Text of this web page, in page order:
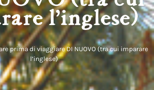
l’inglese)
prima di viaggiare DI NUOVO (tra cui imparare
l’inglese)